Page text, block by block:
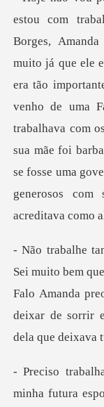
era tão
venho de uma
trabalhava com
sua mãe foi ba
Falo Amanda
deixar